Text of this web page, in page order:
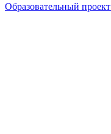
Образовательный проект